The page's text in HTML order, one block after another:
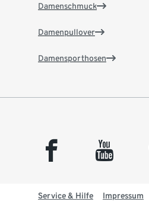
Damenschmuck
Damenpullover
Damensporthosen
facebook youtube
Service & Hilfe Impressum